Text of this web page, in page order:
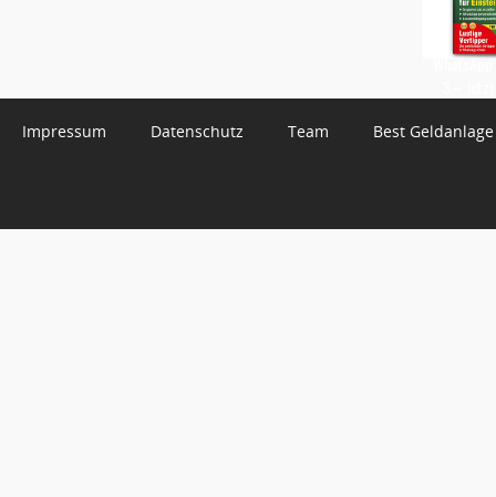
Impressum Datenschutz Team Best Geldanlage